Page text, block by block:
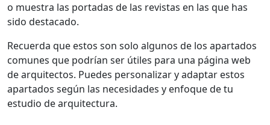
o muestra las portadas de las revistas en las que has
sido destacado.
Recuerda que estos son solo algunos de los apartados
comunes que podrían ser útiles para una página web
de arquitectos. Puedes personalizar y adaptar estos
apartados según las necesidades y enfoque de tu
estudio de arquitectura.